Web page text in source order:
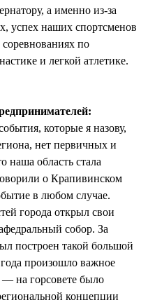
а именно из-за
успех наших спортсменов
по
и легкой атлетике.
которые я назову,
нет первичных и
наша область стала
о Крапивинском
в любом случае.
города открыл свои
собор. За
построен такой большой
произошло важное
на горсовете было
концепции